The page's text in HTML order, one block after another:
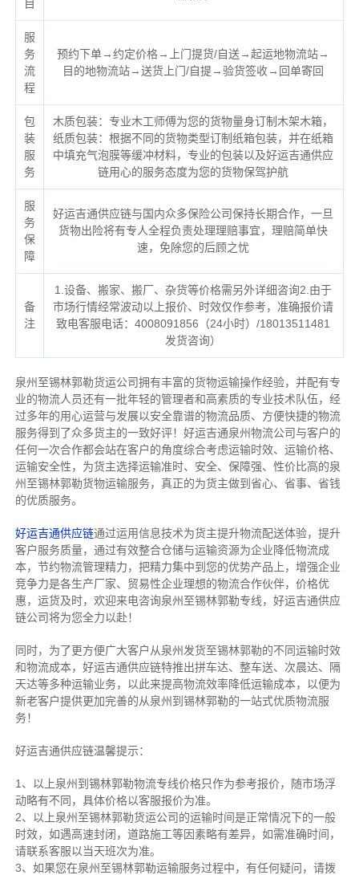
目
服
务
流
程
预约下单→约定价格→上门提货/自送→起运地物流站→
目的地物流站→送货上门/自提→验货签收→回单寄回
包
装
服
务
木质包装：专业木工师傅为您的货物量身订制木架木箱，
纸质包装：根据不同的货物类型订制纸箱包装，并在纸箱
中填充气泡膜等缓冲材料，专业的包装以及好运吉通供应
链用心的服务态度为您的货物保驾护航
服
务
保
障
好运吉通供应链与国内众多保险公司保持长期合作，一旦
货物出险将有专人全程负责处理理赔事宜，理赔简单快
速，免除您的后顾之忧
备
注
1.设备、搬家、搬厂、杂货等价格需另外详细咨询2.由于
市场行情经常波动以上报价、时效仅作参考，准确报价请
致电客服电话：4008091856（24小时）/18013511481
发货咨询）
泉州至锡林郭勒货运公司拥有丰富的货物运输操作经验，并配有专
业的物流人员还有一批年轻的管理者和高素质的专业技术队伍，经
过多年的用心运营与发展以安全靠谱的物流品质、方便快捷的物流
服务得到了众多货主的一致好评！好运吉通泉州物流公司与客户的
任何一次合作都会站在客户的角度综合考虑运输时效、运输价格、
运输安全性，为货主选择运输准时、安全、保障强、性价比高的泉
州至锡林郭勒货物运输服务，真正的为货主做到省心、省事、省钱
的优质服务。
好运吉通供应链通过运用信息技术为货主提升物流配送体验，提升
客户服务质量，通过有效整合仓储与运输资源为企业降低物流成
本，节约物流管理精力，把精力集中到您的优势产品上，增强企业
竞争力是各生产厂家、贸易性企业理想的物流合作伙伴，价格优
惠，运货及时，欢迎来电咨询泉州至锡林郭勒专线，好运吉通供应
链公司将为您全力以赴！
同时，为了更方便广大客户从泉州发货至锡林郭勒的不同运输时效
和物流成本，好运吉通供应链特推出拼车达、整车送、次晨达、隔
天达等多种运输业务，以此来提高物流效率降低运输成本，以便为
新老客户提供更加完善的从泉州到锡林郭勒的一站式优质物流服
务！
好运吉通供应链温馨提示：
1、以上泉州到锡林郭勒物流专线价格只作为参考报价，随市场浮
动略有不同，具体价格以客服报价为准。
2、以上泉州 至锡林郭勒货运公司的运输时间是正常情况下的一般
时效，如遇高速封闭，道路施工等因素略有差异，如需准确时间，
请联系客服以当天班次为准。
3、如果您在泉州 至锡林郭勒运输服务过程中，有任何疑问，请拨